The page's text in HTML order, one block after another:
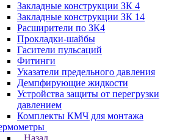
Закладные конструкции ЗК 4
Закладные конструкции ЗК 14
Расширители по ЗК4
Прокладки-шайбы
Гасители пульсаций
Фитинги
Указатели предельного давления
Демпфирующие жидкости
Устройства защиты от перегрузки
давлением
Комплекты КМЧ для монтажа
Назад